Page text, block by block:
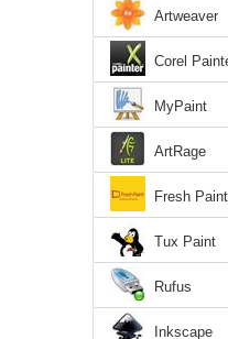
Artweaver
Corel
MyPaint
ArtRage
Fresh Paint
Tux Paint
Rufus
Inkscape